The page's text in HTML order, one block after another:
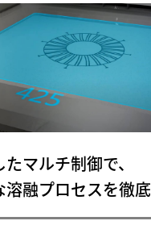
マルチ制御で、
溶融プロセスを徹底